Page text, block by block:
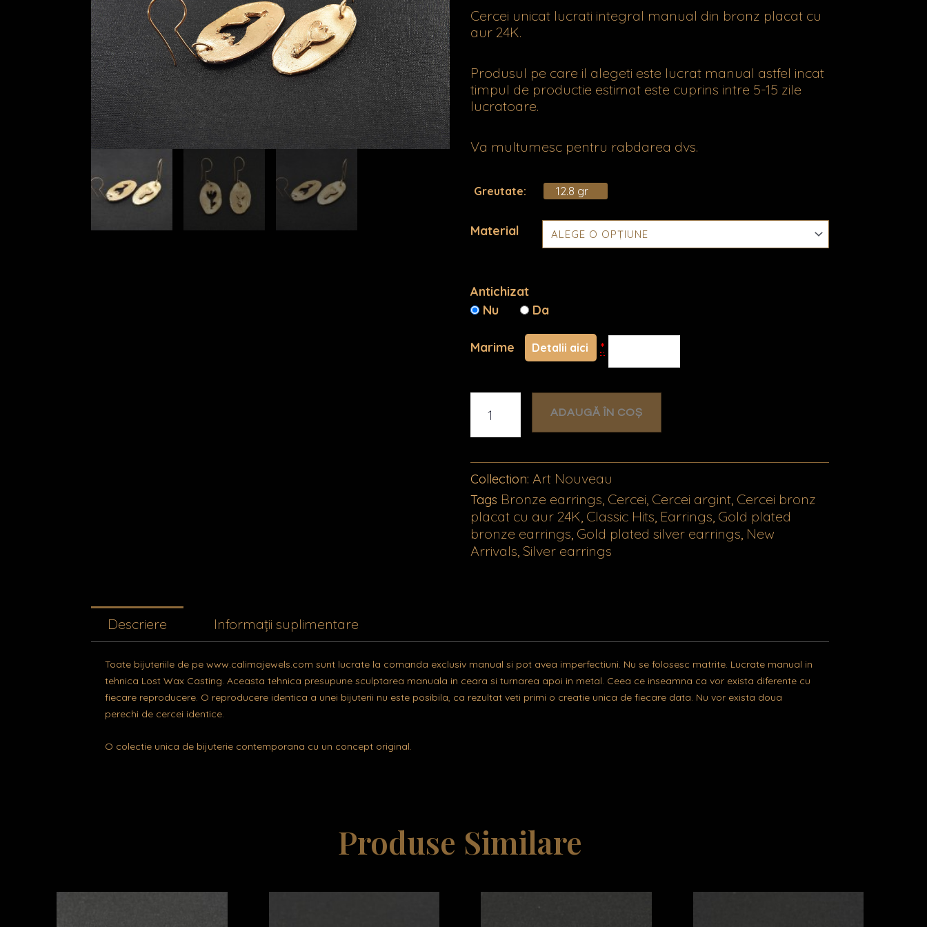
Cercei unicat lucrati integral manual din bronz placat cu
aur 24K.
Produsul pe care il alegeti este lucrat manual astfel incat
timpul de productie estimat este cuprins intre 5-15 zile
lucratoare.
Va multumesc pentru rabdarea dvs.
Greutate: 12.8 gr
Material
Antichizat
Nu
Da
Marime Detalii aici *
Cantitate
ADAUGĂ ÎN COȘ
Collection: Art Nouveau
Tags Bronze earrings, Cercei, Cercei argint, Cercei bronz
placat cu aur 24K, Classic Hits, Earrings, Gold plated
bronze earrings, Gold plated silver earrings, New
Arrivals, Silver earrings
Descriere Informații suplimentare
Toate bijuteriile de pe www.calimajewels.com sunt lucrate la comanda exclusiv manual si pot avea imperfectiuni. Nu se folosesc matrite. Lucrate manual in
tehnica Lost Wax Casting. Aceasta tehnica presupune sculptarea manuala in ceara si turnarea apoi in metal. Ceea ce inseamna ca vor exista diferente cu
fiecare reproducere. O reproducere identica a unei bijuterii nu este posibila, ca rezultat veti primi o creatie unica de fiecare data. Nu vor exista doua
perechi de cercei identice.
O colectie unica de bijuterie contemporana cu un concept original.
Produse Similare